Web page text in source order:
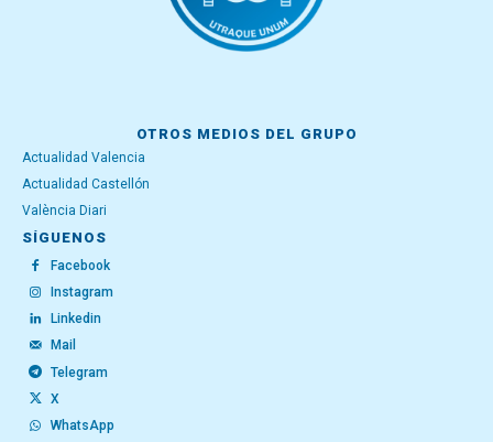
OTROS MEDIOS DEL GRUPO
Actualidad Valencia
Actualidad Castellón
València Diari
SÍGUENOS
Facebook
Instagram
Linkedin
Mail
Telegram
X
WhatsApp